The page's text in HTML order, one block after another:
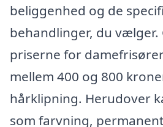
beliggenhed og de
behandlinger, du
priserne for
mellem 400 og 800
hårklipning. Herudover
som farvning,